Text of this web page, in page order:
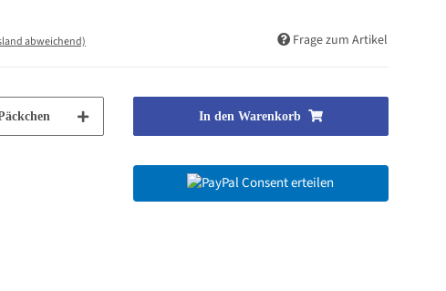
abweichend) Frage zum Artikel
In den Warenkorb
Consent erteilen